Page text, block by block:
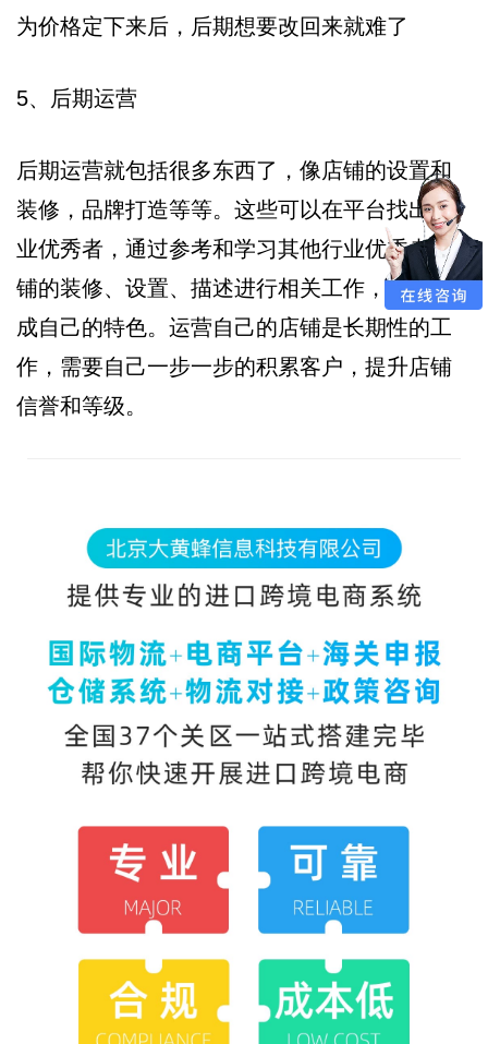
为价格定下来后，后期想要改回来就难了
5、后期运营
后期运营就包括很多东西了，像店铺的设置和
装修，品牌打造等等。这些可以在平台找出行
业优秀者，通过参考和学习其他行业优秀者店
铺的装修、设置、描述进行相关工作，然后形
成自己的特色。运营自己的店铺是长期性的工
作，需要自己一步一步的积累客户，提升店铺
信誉和等级。